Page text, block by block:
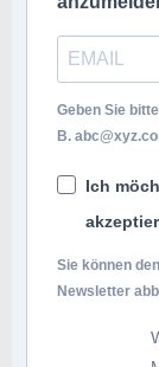
Geben Sie
B.
Ich
Sie können
Newsletter